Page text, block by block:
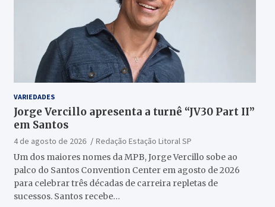
VARIEDADES
Jorge Vercillo apresenta a turnê “JV30 Part II”
em Santos
4 de agosto de 2026
Redação Estação Litoral SP
Um dos maiores nomes da MPB, Jorge Vercillo sobe ao
palco do Santos Convention Center em agosto de 2026
para celebrar três décadas de carreira repletas de
sucessos. Santos recebe…